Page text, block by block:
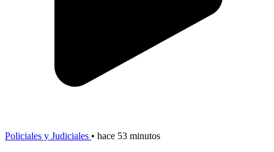
Policiales y Judiciales • hace 53 minutos